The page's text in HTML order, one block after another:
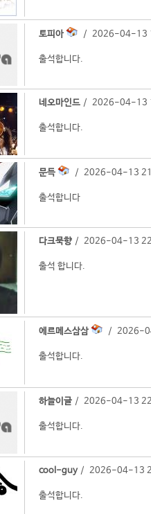
토피아 / 2026-04-13
출석합니다.
네오마인드 / 2026-04-13
출석합니다.
문득 / 2026-04-13
출석합니다
다크묵향 / 2026-04-13
출석 합니다.
에르메스삼삼 / 2026-
출석합니다.
하늘이글 / 2026-04-13
출석합니다.
cool-guy/ 2026-04-13
출석합니다.